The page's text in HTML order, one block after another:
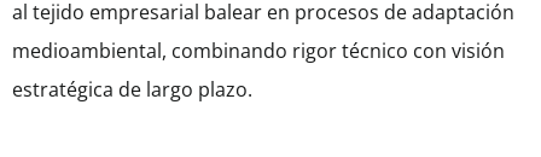
al tejido empresarial balear en procesos de adaptación
medioambiental, combinando rigor técnico con visión
estratégica de largo plazo.